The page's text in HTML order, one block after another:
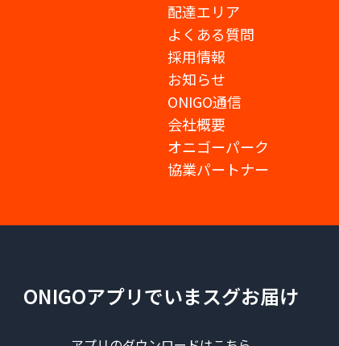
配達エリア
よくある質問
採用情報
お知らせ
ONIGO通信
会社概要
オニゴーパーク
協業パートナー
ONIGOアプリでいまスグお届け